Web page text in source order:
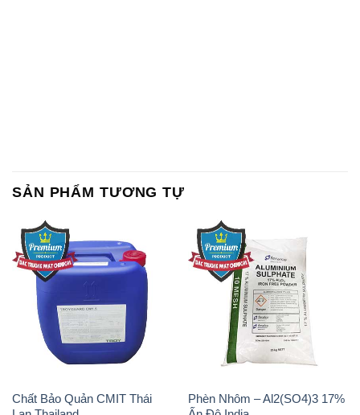
Chất Bảo Quản CMIT Thái
Lan Thailand
Phèn Nhôm – Al2(SO4)3 17%
Ấn Độ India